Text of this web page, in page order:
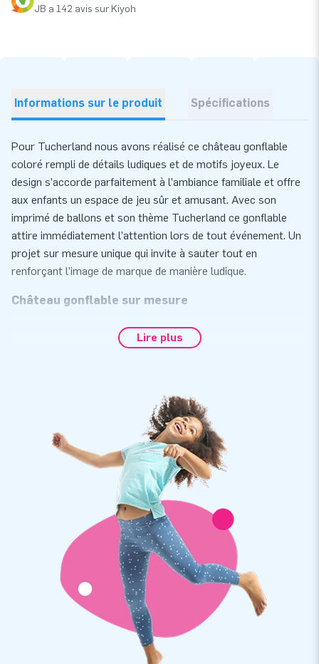
JB a 142 avis sur Kiyoh
Informations sur le produit Spécifications
Pour Tucherland nous avons réalisé ce château gonflable
coloré rempli de détails ludiques et de motifs joyeux. Le
design s’accorde parfaitement à l’ambiance familiale et offre
aux enfants un espace de jeu sûr et amusant. Avec son
imprimé de ballons et son thème Tucherland ce gonflable
attire immédiatement l’attention lors de tout événement. Un
projet sur mesure unique qui invite à sauter tout en
renforçant l’image de marque de manière ludique.
Château gonflable sur mesure
Vous souhaitez toucher un public jeune - ainsi que leurs
parents ? Faites-le de façon ludique avec un château
un excellent outil pour vous mettre en valeur.
Souhaitez-vous obtenir plus d'informations sur un château
gonflable personnalisé? Dans ce cas, veuillez nous
Lire plus